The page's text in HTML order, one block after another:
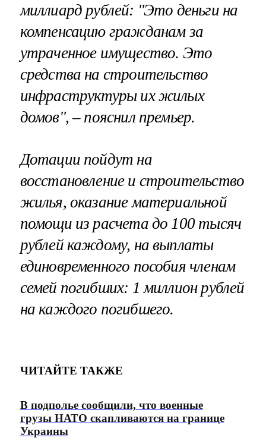
миллиард рублей: "Это деньги на
компенсацию гражданам за
утраченное имущество. Это
средства на строительство
инфраструктуры их жилых
домов", – пояснил премьер.
Дотации пойдут на
восстановление и строительство
жилья, оказание материальной
помощи из расчета до 100 тысяч
рублей каждому, на выплаты
единовременного пособия членам
семей погибших: 1 миллион рублей
на каждого погибшего.
ЧИТАЙТЕ ТАКЖЕ
В подполье сообщили, что военные
грузы НАТО скапливаются на границе
Украины